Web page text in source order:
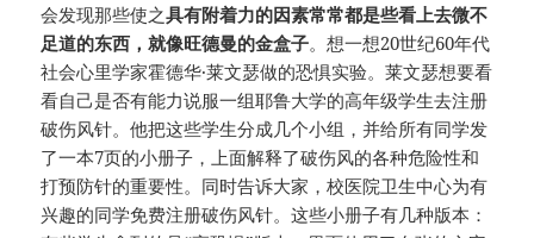
会发现那些使之具有附着力的因素常常都是些看上去微不
足道的东西，就像旺德曼的金盒子。想一想20世纪60年代
社会心里学家霍德华·莱文瑟做的恐惧实验。莱文瑟想要看
看自己是否有能力说服一组耶鲁大学的高年级学生去注册
破伤风针。他把这些学生分成几个小组，并给所有同学发
了一本7页的小册子，上面解释了破伤风的各种危险性和
打预防针的重要性。同时告诉大家，校医院卫生中心为有
兴趣的同学免费注册破伤风针。这些小册子有几种版本：